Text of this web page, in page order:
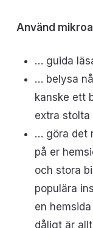
Använd
… guida
… belysa
kanske ett
extra stolta
… göra det
på er
och stora
populära
en
dåligt är